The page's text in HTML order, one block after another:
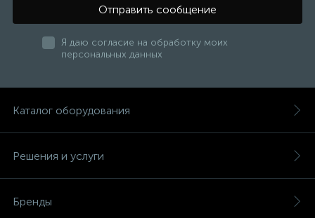
Отправить сообщение
Я даю согласие на обработку моих
персональных данных
Каталог оборудования
Решения и услуги
Бренды